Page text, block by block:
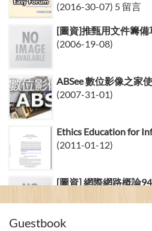
(2016-30-07) 5 留言
[圖資]推甄用文件籌備
(2006-19-08)
ABSee 數位影像之家
(2007-31-01)
Ethics Education for
(2011-01-12)
[圖資] 網際網路概論
Guestbook